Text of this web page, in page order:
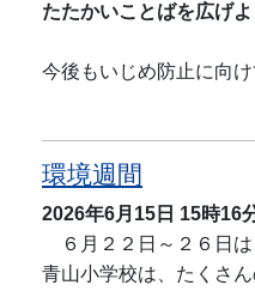
たたかいことばを広げよ
今後もいじめ防止に向
環境週間
2026年6月15日 15時16
６月２２日～２６日は
青山小学校は、たくさ